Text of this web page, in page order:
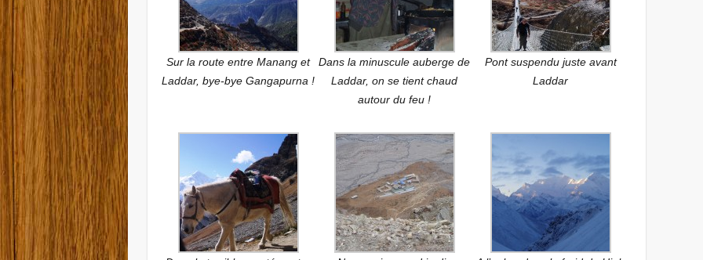
Sur la route entre Manang et
Laddar, bye-bye Gangapurna !
Dans la minuscule auberge de
Laddar, on se tient chaud
autour du feu !
Pont suspendu juste avant
Laddar